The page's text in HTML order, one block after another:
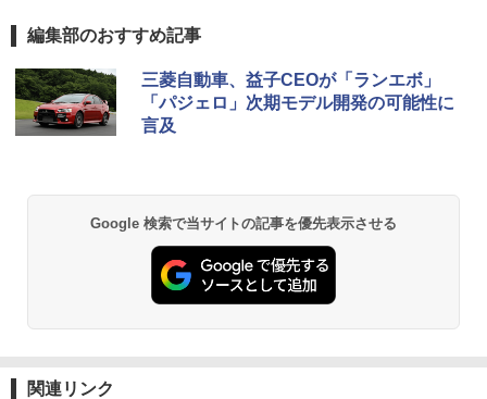
編集部のおすすめ記事
三菱自動車、益子CEOが「ランエボ」
「パジェロ」次期モデル開発の可能性に
言及
Google 検索で当サイトの記事を優先表示させる
関連リンク